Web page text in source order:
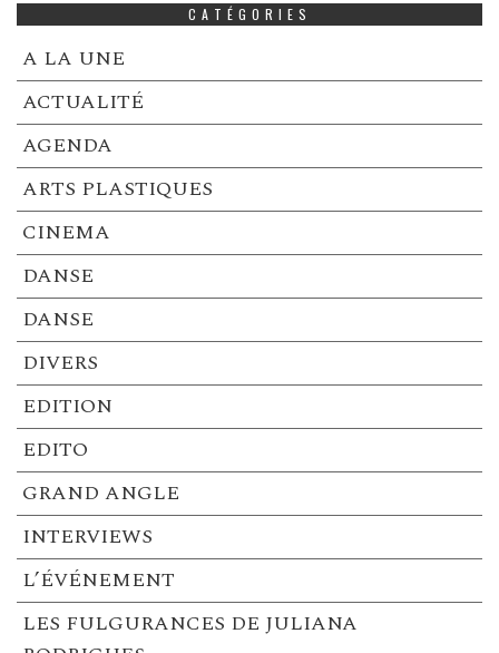
CATÉGORIES
A LA UNE
ACTUALITÉ
AGENDA
ARTS PLASTIQUES
CINEMA
DANSE
DANSE
DIVERS
EDITION
EDITO
GRAND ANGLE
INTERVIEWS
L’ÉVÉNEMENT
LES FULGURANCES DE JULIANA